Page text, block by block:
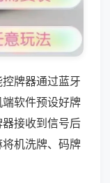
牌器通过蓝牙
软件预设好牌
接收到信号后
机洗牌、码牌